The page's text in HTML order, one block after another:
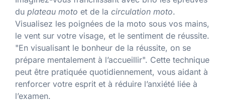
du plateau moto et de la circulation moto.
Visualisez les poignées de la moto sous vos mains,
le vent sur votre visage, et le sentiment de réussite.
En visualisant le bonheur de la réussite, on se
prépare mentalement à l’accueillir . Cette technique
peut être pratiquée quotidiennement, vous aidant à
renforcer votre esprit et à réduire l’anxiété liée à
l’examen.